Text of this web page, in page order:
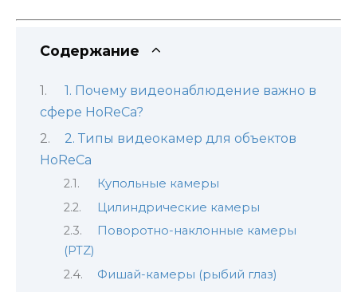
Содержание
1. Почему видеонаблюдение важно в
сфере HoReCa?
2. Типы видеокамер для объектов
HoReCa
Купольные камеры
Цилиндрические камеры
Поворотно-наклонные камеры
(PTZ)
Фишай-камеры (рыбий глаз)